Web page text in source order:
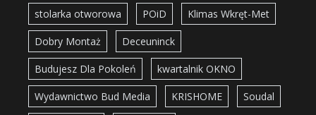
stolarka otworowa POiD Klimas Wkręt-Met
Dobry Montaż Deceuninck
Budujesz Dla Pokoleń kwartalnik OKNO
Wydawnictwo Bud Media KRISHOME Soudal